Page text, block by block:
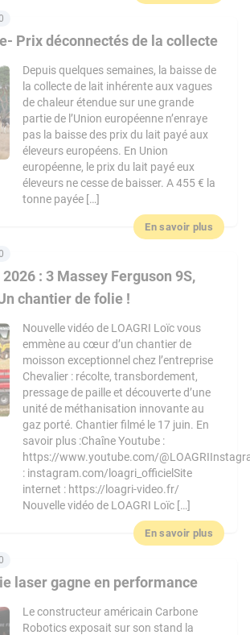
Prix déconnectés de la collecte
Depuis quelques semaines, la baisse de
la collecte de lait inhérente aux vagues
de chaleur étendue sur une grande
partie de l’Union européenne n’enraye
pas la baisse des prix du lait payé aux
éleveurs européens. En Union
européenne, le prix du lait payé eux
éleveurs ne cesse de baisser. A 455 € la
tonne payée […]
En savoir plus
: 3 Massey Ferguson 9S,
chantier de folie !
Nouvelle vidéo de LOAGRI Loïc vous
emmène au cœur d’un chantier de
moisson exceptionnel chez l’entreprise
Chevalier : récolte, transbordement,
pressage de paille et découverte d’une
unité de méthanisation innovante au
gaz porté. Chantier filmé le 17 juin. En
savoir plus :Chaîne Youtube :
https://www.youtube.com/
: instagram.com/loagri_officielSite
internet : https://loagri-video.fr/
Nouvelle vidéo de LOAGRI Loïc […]
En savoir plus
laser gagne en performance
Le constructeur américain Carbone
Robotics exposait sur son stand la